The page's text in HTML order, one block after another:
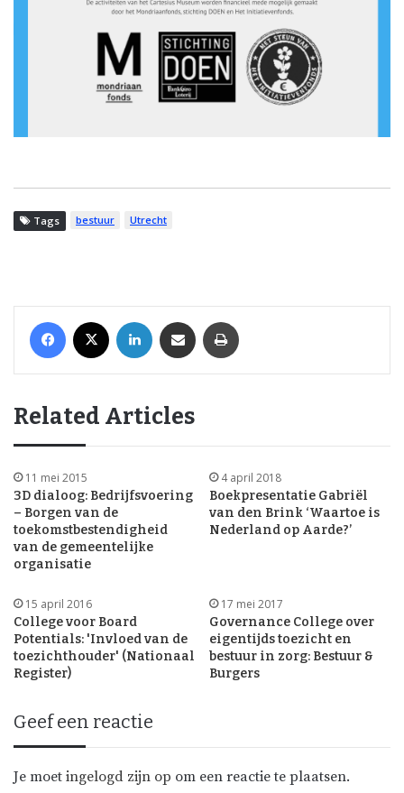
Tags bestuur Utrecht
Related Articles
11 mei 2015
3D dialoog: Bedrijfsvoering
– Borgen van de
toekomstbestendigheid
van de gemeentelijke
organisatie
4 april 2018
Boekpresentatie Gabriël
van den Brink ‘Waartoe is
Nederland op Aarde?’
15 april 2016
College voor Board
Potentials: 'Invloed van de
toezichthouder' (Nationaal
Register)
17 mei 2017
Governance College over
eigentijds toezicht en
bestuur in zorg: Bestuur &
Burgers
Geef een reactie
Je moet ingelogd zijn op om een reactie te plaatsen.